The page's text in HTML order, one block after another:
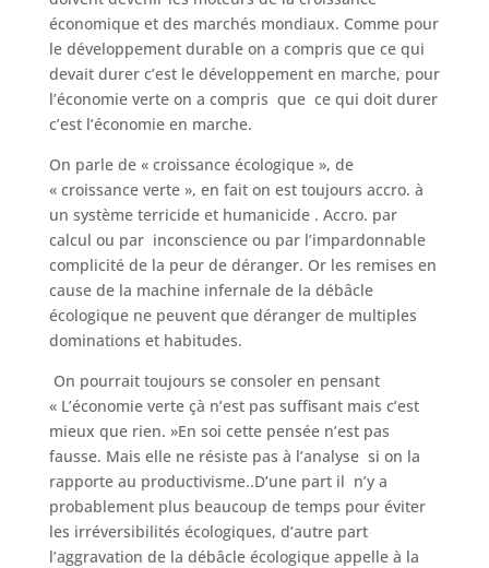
économique et des marchés mondiaux. Comme pour
le développement durable on a compris que ce qui
devait durer c’est le développement en marche, pour
l’économie verte on a compris que ce qui doit durer
c’est l’économie en marche.
On parle de « croissance écologique », de
« croissance verte », en fait on est toujours accro. à
un système terricide et humanicide . Accro. par
calcul ou par inconscience ou par l’impardonnable
complicité de la peur de déranger. Or les remises en
cause de la machine infernale de la débâcle
écologique ne peuvent que déranger de multiples
dominations et habitudes.
On pourrait toujours se consoler en pensant
« L’économie verte çà n’est pas suffisant mais c’est
mieux que rien. »En soi cette pensée n’est pas
fausse. Mais elle ne résiste pas à l’analyse si on la
rapporte au productivisme..D’une part il n’y a
probablement plus beaucoup de temps pour éviter
les irréversibilités écologiques, d’autre part
l’aggravation de la débâcle écologique appelle à la